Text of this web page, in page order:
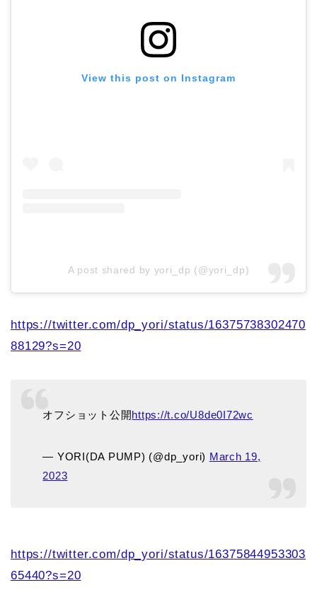
View this post on Instagram
A post shared by yori_dp (@yori_dp)
https://twitter.com/dp_yori/status/16375738302470
88129?s=20
オフショット公開https://t.co/U8de0I72wc
— YORI(DA PUMP) (@dp_yori) March 19,
2023
https://twitter.com/dp_yori/status/16375844953303
65440?s=20